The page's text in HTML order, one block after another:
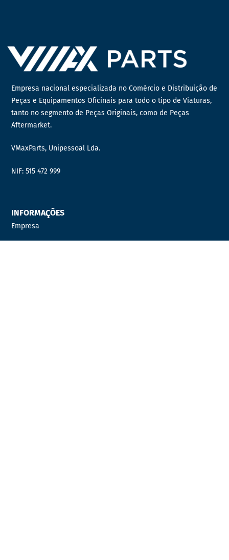
Empresa nacional especializada no Comércio e Distribuição de
Peças e Equipamentos Oficinais para todo o tipo de Viaturas,
tanto no segmento de Peças Originais, como de Peças
Aftermarket.
VMaxParts, Unipessoal Lda.
NIF: 515 472 999
INFORMAÇÕES
Empresa